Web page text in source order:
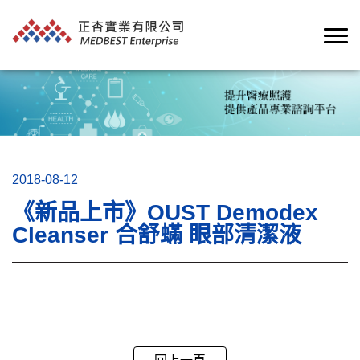
2018-08-12
《新品上市》OUST Demodex
Cleanser 合舒蟎 眼部清潔液